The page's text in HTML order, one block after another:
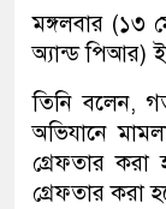
মঙ্গলবার (১৩
অ্যান্ড পিআর)
তিনি বলেন,
অভিযানে
গ্রেফতার
গ্রেফতার করা